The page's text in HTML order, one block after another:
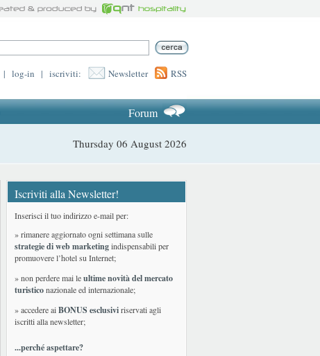
| log-in | iscriviti: Newsletter RSS
Forum
Thursday 06 August 2026
Iscriviti alla Newsletter!
Inserisci il tuo indirizzo e-mail per:
» rimanere aggiornato ogni settimana sulle
strategie di web marketingindispensabili per
promuovere l’hotel su Internet;
» non perdere mai leultime novità del mercato
turisticonazionale ed internazionale;
» accedere aiBONUS esclusiviriservati agli
iscritti alla newsletter;
...perché aspettare?